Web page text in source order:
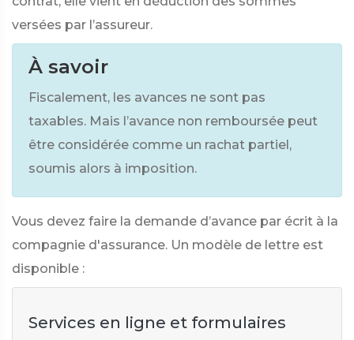
versées par l’assureur.
À savoir
Fiscalement, les avances ne sont pas
taxables. Mais l’avance non remboursée peut
être considérée comme un rachat partiel,
soumis alors à imposition.
Vous devez faire la demande d’avance par écrit à la
compagnie d'assurance. Un modèle de lettre est
disponible :
Services en ligne et formulaires